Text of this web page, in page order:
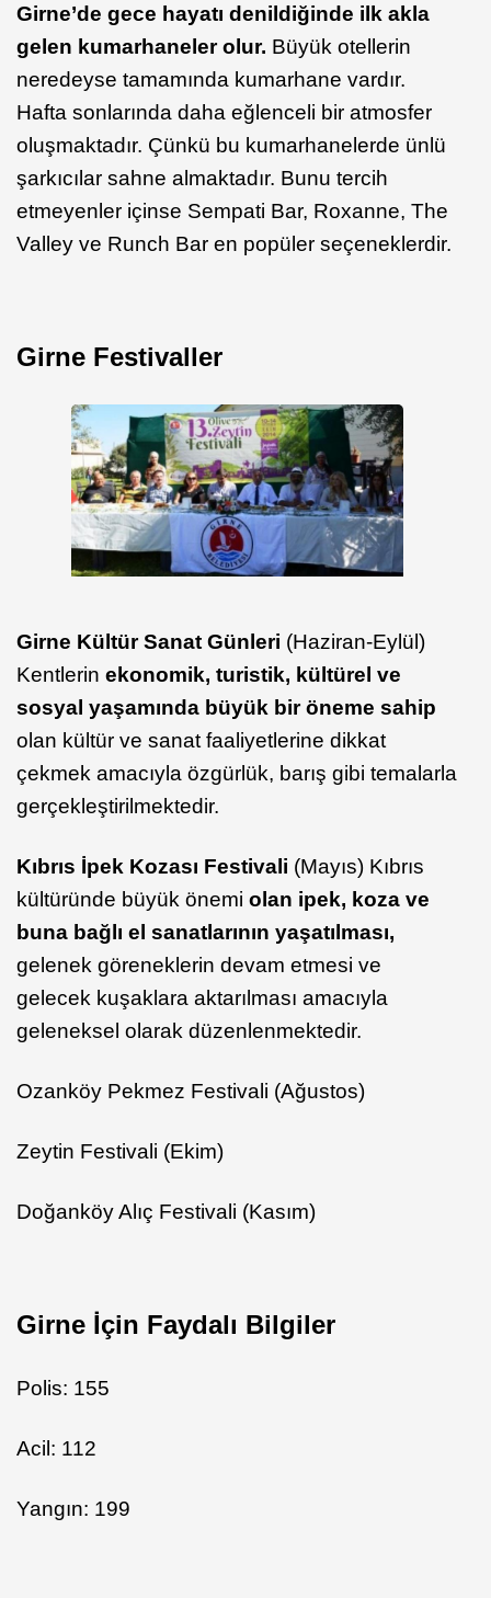
Girne’de gece hayatı denildiğinde ilk akla
gelen kumarhaneler olur. Büyük otellerin
neredeyse tamamında kumarhane vardır.
Hafta sonlarında daha eğlenceli bir atmosfer
oluşmaktadır. Çünkü bu kumarhanelerde ünlü
şarkıcılar sahne almaktadır. Bunu tercih
etmeyenler içinse Sempati Bar, Roxanne, The
Valley ve Runch Bar en popüler seçeneklerdir.
Girne Festivaller
Girne Kültür Sanat Günleri (Haziran-Eylül)
Kentlerin ekonomik, turistik, kültürel ve
sosyal yaşamında büyük bir öneme sahip
olan kültür ve sanat faaliyetlerine dikkat
çekmek amacıyla özgürlük, barış gibi temalarla
gerçekleştirilmektedir.
Kıbrıs İpek Kozası Festivali (Mayıs) Kıbrıs
kültüründe büyük önemi olan ipek, koza ve
buna bağlı el sanatlarının yaşatılması,
gelenek göreneklerin devam etmesi ve
gelecek kuşaklara aktarılması amacıyla
geleneksel olarak düzenlenmektedir.
Ozanköy Pekmez Festivali (Ağustos)
Zeytin Festivali (Ekim)
Doğanköy Alıç Festivali (Kasım)
Girne İçin Faydalı Bilgiler
Polis: 155
Acil: 112
Yangın: 199